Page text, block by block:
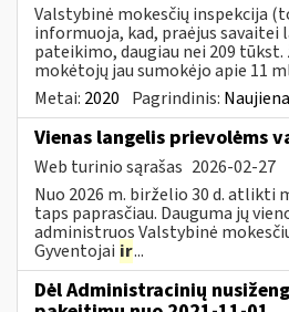
Valstybinė mokesčių inspekcija
informuoja, kad, praėjus savaitei
pateikimo, daugiau nei 209 tūkst.
mokėtojų jau sumokėjo apie 11
Metai: 2020 Pagrindinis: Naujiena
Vienas langelis prievolėms
Web turinio sąrašas 2026-02-27
Nuo 2026 m. birželio 30 d. atlikti
taps paprasčiau. Dauguma jų
administruos Valstybinė
Gyventojai ir...
Dėl Administracinių